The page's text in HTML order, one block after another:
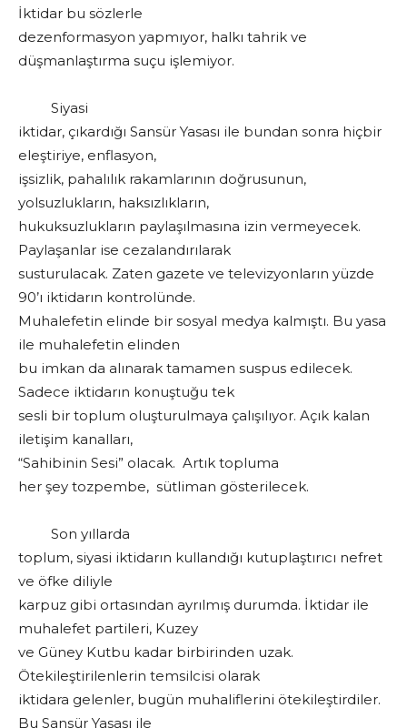
İktidar bu sözlerle
dezenformasyon yapmıyor, halkı tahrik ve
düşmanlaştırma suçu işlemiyor.
Siyasi
iktidar, çıkardığı Sansür Yasası ile bundan sonra hiçbir
eleştiriye, enflasyon,
işsizlik, pahalılık rakamlarının doğrusunun,
yolsuzlukların, haksızlıkların,
hukuksuzlukların paylaşılmasına izin vermeyecek.
Paylaşanlar ise cezalandırılarak
susturulacak. Zaten gazete ve televizyonların yüzde
90’ı iktidarın kontrolünde.
Muhalefetin elinde bir sosyal medya kalmıştı. Bu yasa
ile muhalefetin elinden
bu imkan da alınarak tamamen suspus edilecek.
Sadece iktidarın konuştuğu tek
sesli bir toplum oluşturulmaya çalışılıyor. Açık kalan
iletişim kanalları,
“Sahibinin Sesi” olacak. Artık topluma
her şey tozpembe, sütliman gösterilecek.
Son yıllarda
toplum, siyasi iktidarın kullandığı kutuplaştırıcı nefret
ve öfke diliyle
karpuz gibi ortasından ayrılmış durumda. İktidar ile
muhalefet partileri, Kuzey
ve Güney Kutbu kadar birbirinden uzak.
Ötekileştirilenlerin temsilcisi olarak
iktidara gelenler, bugün muhaliflerini ötekileştirdiler.
Bu Sansür Yasası ile